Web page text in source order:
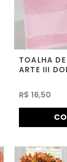
TOALHA
ARTE III
R$ 16,50